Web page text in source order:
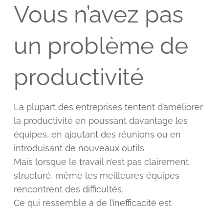
Vous n’avez pas
un problème de
productivité
La plupart des entreprises tentent d’améliorer
la productivité en poussant davantage les
équipes, en ajoutant des réunions ou en
introduisant de nouveaux outils.
Mais lorsque le travail n’est pas clairement
structuré, même les meilleures équipes
rencontrent des difficultés.
Ce qui ressemble à de l’inefficacité est